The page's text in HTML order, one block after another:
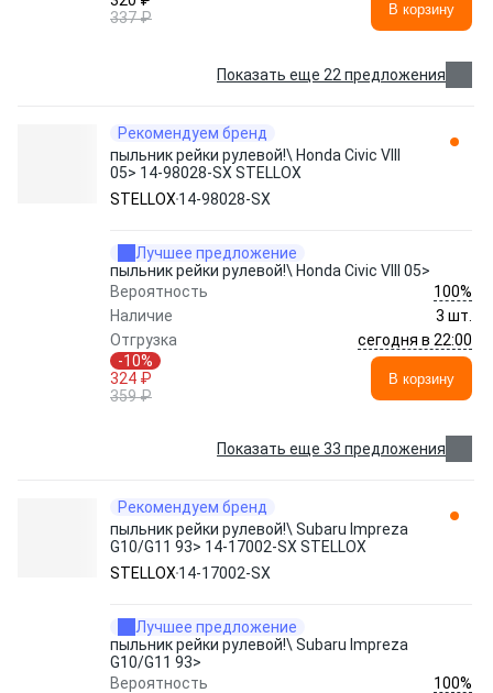
337 ₽
В корзину
Показать еще 22 предложения
Рекомендуем бренд
пыльник рейки рулевой!\ Honda Civic VIII
05> 14-98028-SX STELLOX
STELLOX 14-98028-SX
Лучшее предложение
пыльник рейки рулевой!\ Honda Civic VIII 05>
Вероятность
100%
Наличие
3 шт.
Отгрузка
сегодня в 22:00
-10%
324 ₽
359 ₽
В корзину
Показать еще 33 предложения
Рекомендуем бренд
пыльник рейки рулевой!\ Subaru Impreza
G10/G11 93> 14-17002-SX STELLOX
STELLOX 14-17002-SX
Лучшее предложение
пыльник рейки рулевой!\ Subaru Impreza
G10/G11 93>
Вероятность
100%